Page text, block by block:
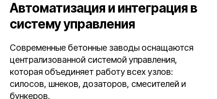
Автоматизация и интеграция в
систему управления
Современные бетонные заводы оснащаются
централизованной системой управления,
которая объединяет работу всех узлов:
силосов, шнеков, дозаторов, смесителей и
бункеров.